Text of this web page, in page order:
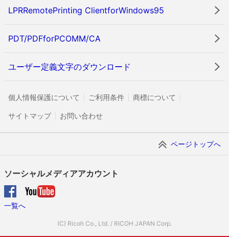
LPRRemotePrinting ClientforWindows95
PDT/PDFforPCOMM/CA
ユーザー定義文字のダウンロード
個人情報保護について ご利用条件 商標について
サイトマップ お問い合わせ
ページトップへ
ソーシャルメディアアカウント
一覧へ
(C) Ricoh Co., Ltd. / RICOH JAPAN Corp.